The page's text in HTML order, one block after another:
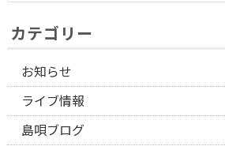
カテゴリー
お知らせ
ライブ情報
島唄ブログ